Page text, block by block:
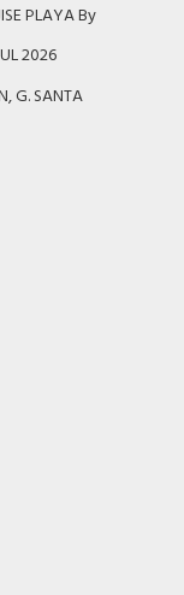
PLAYA By
2026
G. SANTA